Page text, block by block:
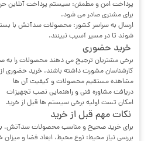
پرداخت امن و مطمئن: سیستم پرداخت آنلاین
برای مشتری صادر می شود.
ارسال به سراسر کشور: محصولات سدآتش با
شوند تا در مسیر آسیب نبینند.
خرید حضوری
برخی مشتریان ترجیح می دهند محصولات را به
کارشناسان مشورت داشته باشند. خرید حضوری از
مشاهده مستقیم محصولات و کیفیت آن ها
دریافت مشاوره فنی و راهنمایی نصب تجهیزات
امکان تست اولیه برخی سیستم ها قبل از خرید
نکات مهم قبل از خرید
برای خرید صحیح و مناسب محصولات سدآتش،
بررسی نیاز محیط: نوع محیط، ابعاد فضا و